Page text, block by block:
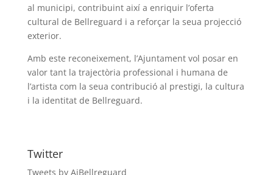
al municipi, contribuint així a enriquir l’oferta
cultural de Bellreguard i a reforçar la seua projecció
exterior.
Amb este reconeixement, l’Ajuntament vol posar en
valor tant la trajectòria professional i humana de
l’artista com la seua contribució al prestigi, la cultura
i la identitat de Bellreguard.
Twitter
Tweets by AjBellreguard